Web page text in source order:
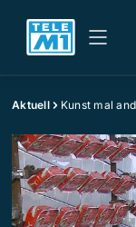
Aktuell Kunst mal